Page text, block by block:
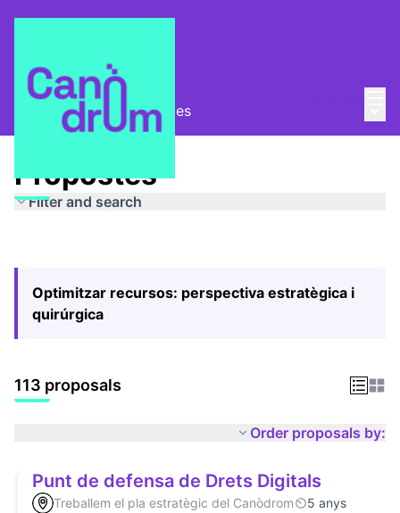
Pla Estratègic Propostes
Propostes
Filter and search
Optimitzar recursos: perspectiva estratègica i
quirúrgica
113 proposals
Order proposals by:
Punt de defensa de Drets Digitals
Treballem el pla estratègic del Canòdrom
5 anys